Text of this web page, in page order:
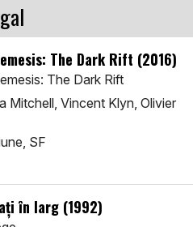
The Dark Rift (2016)
The Dark Rift
Mitchell, Vincent Klyn, Olivier
SF
în larg (1992)